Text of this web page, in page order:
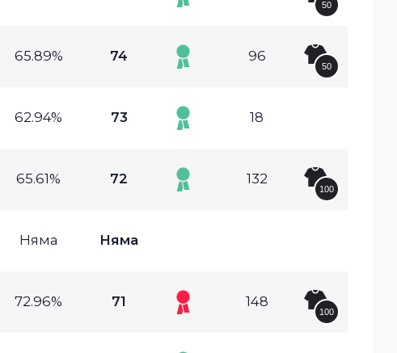
50
65.89% 74 96
50
62.94% 73 18
65.61% 72 132
100
Няма Няма
72.96% 71 148
100